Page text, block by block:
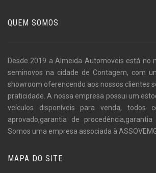
QUEM SOMOS
Desde 2019 a Almeida Automoveis está no
seminovos na cidade de Contagem, com
showroom oferencendo aos nossos clientes
praticidade. A nossa empresa possui um
veículos disponíveis para venda, todos
aprovado,garantia de
Somos uma empresa associada à
MAPA DO SITE